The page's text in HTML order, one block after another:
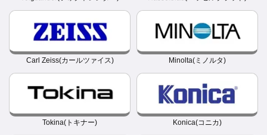
Carl Zeiss(カールツァイス) Minolta(ミノルタ)
Tokina(トキナー) Konica(コニカ)